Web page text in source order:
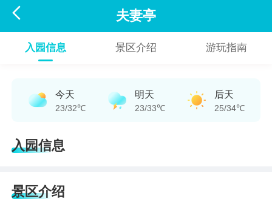
 夫妻亭
入园信息 景区介绍 游玩指南
今天
23/32℃
明天
23/33℃
后天
25/34℃
入园信息
景区介绍